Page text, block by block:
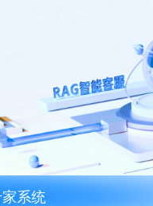
系统